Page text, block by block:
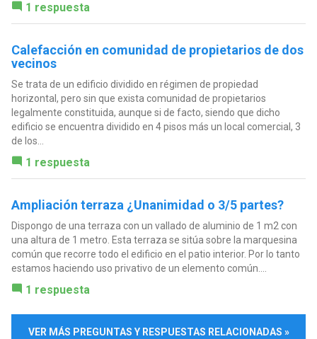
1 respuesta
Calefacción en comunidad de propietarios de dos
vecinos
Se trata de un edificio dividido en régimen de propiedad
horizontal, pero sin que exista comunidad de propietarios
legalmente constituida, aunque si de facto, siendo que dicho
edificio se encuentra dividido en 4 pisos más un local comercial, 3
de los...
1 respuesta
Ampliación terraza ¿Unanimidad o 3/5 partes?
Dispongo de una terraza con un vallado de aluminio de 1 m2 con
una altura de 1 metro. Esta terraza se sitúa sobre la marquesina
común que recorre todo el edificio en el patio interior. Por lo tanto
estamos haciendo uso privativo de un elemento común....
1 respuesta
VER MÁS PREGUNTAS Y RESPUESTAS RELACIONADAS »